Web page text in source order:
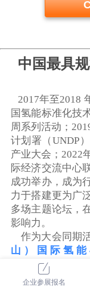
2017年至2018
国氢能标准化技
周系列活动；
计划署（UNDP
产业大会；2022
际经济交流中心
成功举办，成为
力于搭建更为广
多场主题论坛，
影响力。
作为大会同期
山）国际氢
（CHFE2026）
零部件、材料、
中国最具
企业参展报名